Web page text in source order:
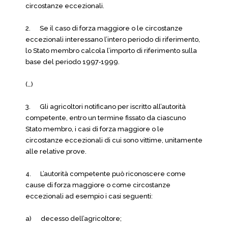
circostanze eccezionali.
2. Se il caso di forza maggiore o le circostanze
eccezionali interessano l’intero periodo di riferimento,
lo Stato membro calcola l’importo di riferimento sulla
base del periodo 1997‑1999.
(…)
3. Gli agricoltori notificano per iscritto all’autorità
competente, entro un termine fissato da ciascuno
Stato membro, i casi di forza maggiore o le
circostanze eccezionali di cui sono vittime, unitamente
alle relative prove.
4. L’autorità competente può riconoscere come
cause di forza maggiore o come circostanze
eccezionali ad esempio i casi seguenti:
a) decesso dell’agricoltore;